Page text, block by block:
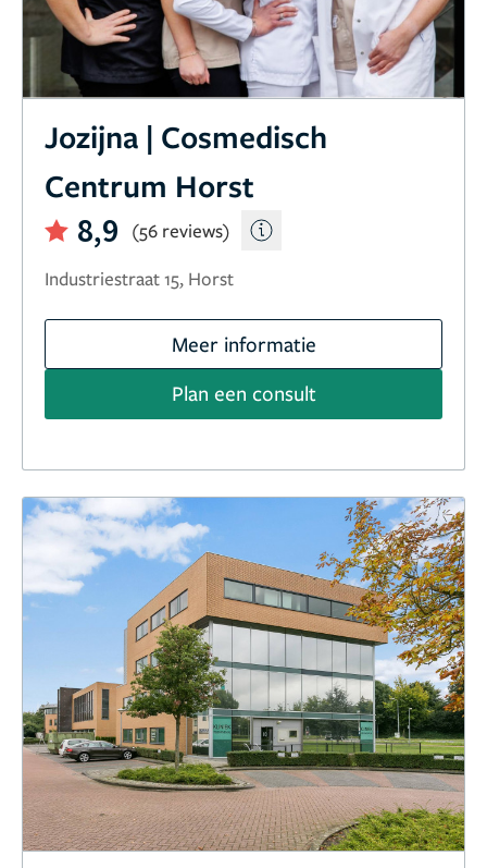
Jozijna | Cosmedisch
Centrum Horst
8,9
(56 reviews)
Industriestraat 15, Horst
Meer informatie
Plan een consult